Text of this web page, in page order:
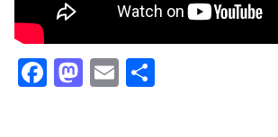
Facebook
Mastodon
Email